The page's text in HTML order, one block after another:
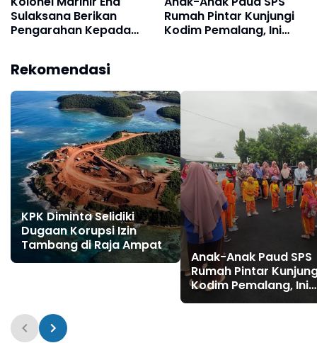
Sulaksana Berikan
Pengarahan Kepada
Rumah Pintar Kunjungi
Kodim Pemalang, Ini
Rekomendasi
KPK Diminta Selidiki
Dugaan Korupsi Izin
Tambang di Raja Ampat
Anak-Anak Paud SPS
Rumah Pintar
Kodim Pemalang, Ini
Tujuannya